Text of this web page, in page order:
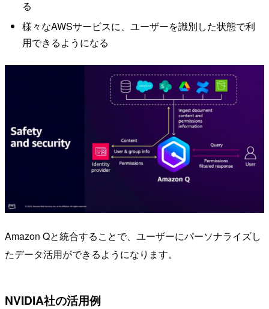
る
様々なAWSサービスに、ユーザーを識別した状態で利
用できるようになる
Amazon Qと統合することで、ユーザーにパーソナライズし
たデータ活用ができるようになります。
NVIDIA社の活用例